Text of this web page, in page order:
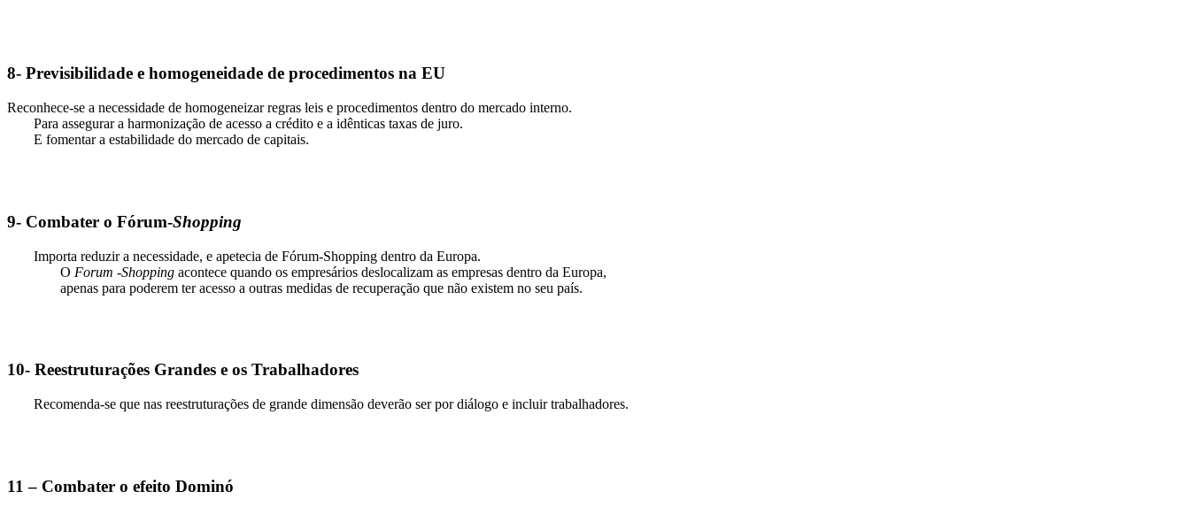
8- Previsibilidade e homogeneidade de procedimentos na EU
Reconhece-se a necessidade de homogeneizar regras leis e procedimentos dentro do mercado interno.
Para assegurar a harmonização de acesso a crédito e a idênticas taxas de juro.
E fomentar a estabilidade do mercado de capitais.
9- Combater o Fórum-Shopping
Importa reduzir a necessidade, e apetecia de Fórum-Shopping dentro da Europa.
O Forum -Shopping acontece quando os empresários deslocalizam as empresas dentro da Europa,
apenas para poderem ter acesso a outras medidas de recuperação que não existem no seu país.
10- Reestruturações Grandes e os Trabalhadores
Recomenda-se que nas reestruturações de grande dimensão deverão ser por diálogo e incluir trabalhadores.
11 – Combater o efeito Dominó